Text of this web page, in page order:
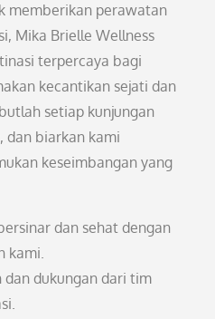
memberikan perawatan
Mika Brielle Wellness
terpercaya bagi
kecantikan sejati dan
setiap kunjungan
dan biarkan kami
keseimbangan yang
dan sehat dengan
kami.
dan dukungan dari tim